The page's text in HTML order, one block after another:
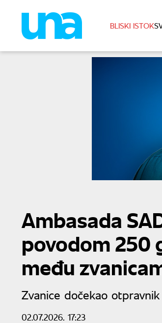
BLISKI ISTOK
Ambasada
povodom 250
među
Zvanice dočekao
02.07.2026. 17:23